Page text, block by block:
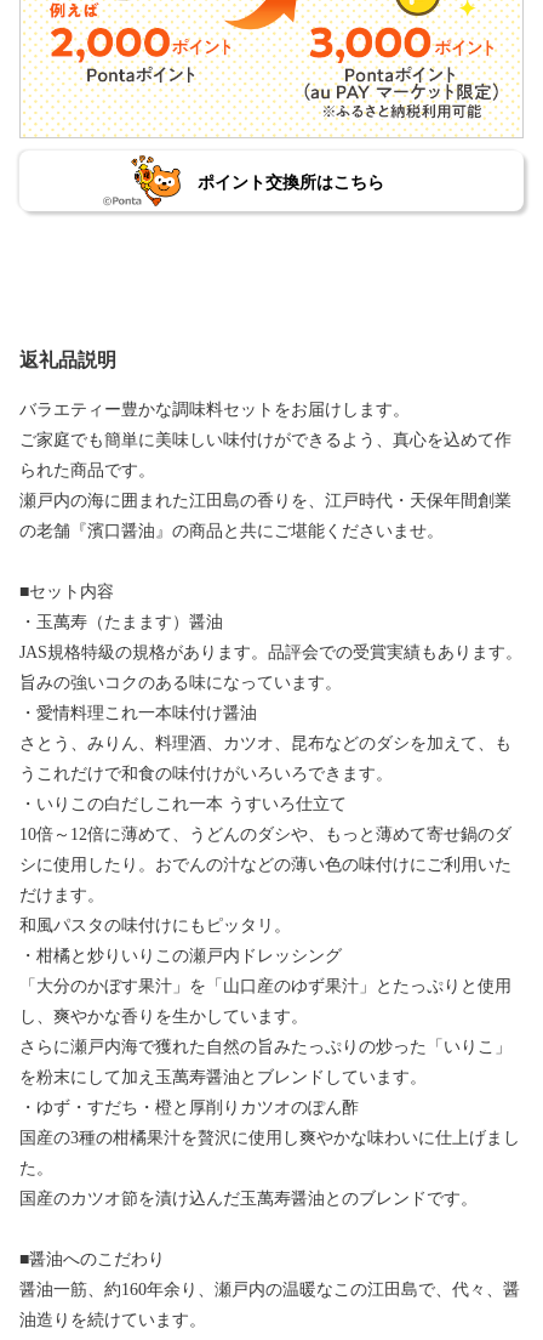
ポイント交換所はこちら
返礼品説明
バラエティー豊かな調味料セットをお届けします。
ご家庭でも簡単に美味しい味付けができるよう、真心を込めて作
られた商品です。
瀬戸内の海に囲まれた江田島の香りを、江戸時代・天保年間創業
の老舗『濱口醤油』の商品と共にご堪能くださいませ。
■セット内容
・玉萬寿（たまます）醤油
JAS規格特級の規格があります。品評会での受賞実績もあります。
旨みの強いコクのある味になっています。
・愛情料理これ一本味付け醤油
さとう、みりん、料理酒、カツオ、昆布などのダシを加えて、も
うこれだけで和食の味付けがいろいろできます。
・いりこの白だしこれ一本 うすいろ仕立て
10倍～12倍に薄めて、うどんのダシや、もっと薄めて寄せ鍋のダ
シに使用したり。おでんの汁などの薄い色の味付けにご利用いた
だけます。
和風パスタの味付けにもピッタリ。
・柑橘と炒りいりこの瀬戸内ドレッシング
「大分のかぼす果汁」を「山口産のゆず果汁」とたっぷりと使用
し、爽やかな香りを生かしています。
さらに瀬戸内海で獲れた自然の旨みたっぷりの炒った「いりこ」
を粉末にして加え玉萬寿醤油とブレンドしています。
・ゆず・すだち・橙と厚削りカツオのぽん酢
国産の3種の柑橘果汁を贅沢に使用し爽やかな味わいに仕上げまし
た。
国産のカツオ節を漬け込んだ玉萬寿醤油とのブレンドです。
■醤油へのこだわり
醤油一筋、約160年余り、瀬戸内の温暖なこの江田島で、代々、醤
油造りを続けています。